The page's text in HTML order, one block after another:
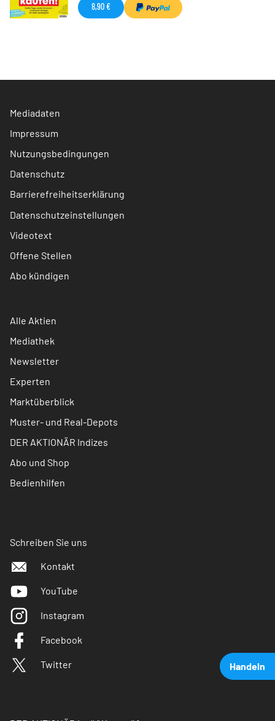
Handeln
8,90 €
Mediadaten
Impressum
Nutzungsbedingungen
Datenschutz
Barrierefreiheitserklärung
Datenschutzeinstellungen
Videotext
Offene Stellen
Abo kündigen
Alle Aktien
Mediathek
Newsletter
Experten
Marktüberblick
Muster- und Real-Depots
DER AKTIONÄR Indizes
Abo und Shop
Bedienhilfen
Schreiben Sie uns
Kontakt
YouTube
Instagram
Facebook
Twitter